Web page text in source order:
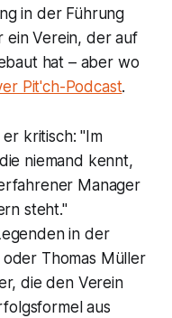
in der Führung
ein Verein, der auf
hat – aber wo
Pit'ch-Podcast.
kritisch: "Im
niemand kennt,
Manager
steht."
in der
Thomas Müller
die den Verein
aus